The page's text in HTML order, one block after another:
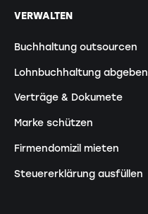
VERWALTEN
Buchhaltung outsourcen
Lohnbuchhaltung abgeben
Verträge & Dokumete
Marke schützen
Firmendomizil mieten
Steuererklärung ausfüllen